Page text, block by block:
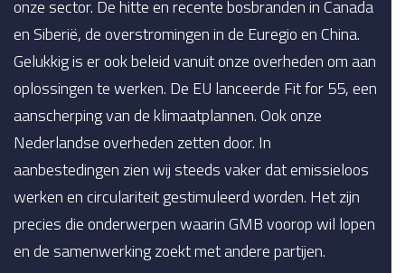
onze sector. De hitte en recente bosbranden in Canada
en Siberië, de overstromingen in de Euregio en China.
Gelukkig is er ook beleid vanuit onze overheden om aan
oplossingen te werken. De EU lanceerde Fit for 55, een
aanscherping van de klimaatplannen. Ook onze
Nederlandse overheden zetten door. In
aanbestedingen zien wij steeds vaker dat emissieloos
werken en circulariteit gestimuleerd worden. Het zijn
precies die onderwerpen waarin GMB voorop wil lopen
en de samenwerking zoekt met andere partijen.